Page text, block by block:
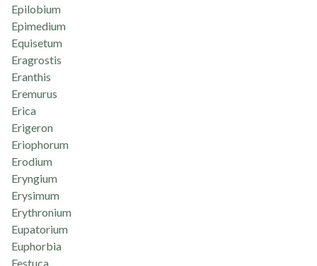
Epilobium
Epimedium
Equisetum
Eragrostis
Eranthis
Eremurus
Erica
Erigeron
Eriophorum
Erodium
Eryngium
Erysimum
Erythronium
Eupatorium
Euphorbia
Festuca